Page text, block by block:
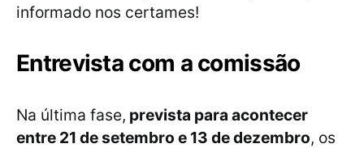
informado nos certames!
Entrevista com a comissão
Na última fase, prevista para acontecer
entre 21 de setembro e 13 de dezembro, os